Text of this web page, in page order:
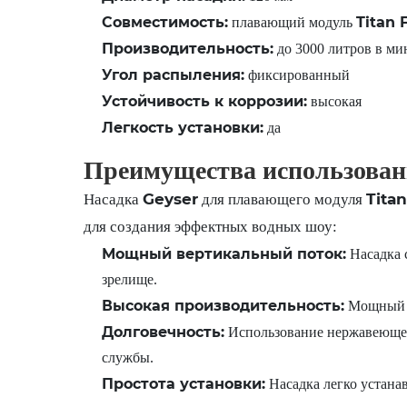
Совместимость:плавающий модуль Titan
Производительность:до 3000 литров в
Угол распыления:фиксированный
Устойчивость к коррозии:высокая
Легкость установки:да
Преимущества
Насадка Geyserдля плавающего модуля
для создания эффектных водных шоу:
Мощный вертикальный поток:Насадка
зрелище.
Высокая производительность:Мощный
Долговечность:Использование
службы.
Простота установки:Насадка легко